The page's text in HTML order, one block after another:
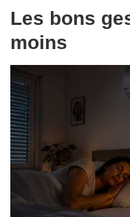
Les bons
moins